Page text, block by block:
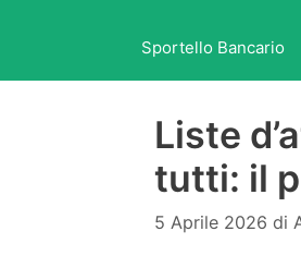
Sportello Bancario
Liste
tutti: il
5 Aprile 2026 di